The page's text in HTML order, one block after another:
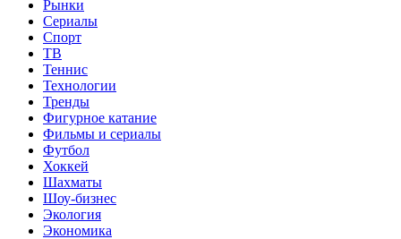
Рынки
Сериалы
Спорт
ТВ
Теннис
Технологии
Тренды
Фигурное катание
Фильмы и сериалы
Футбол
Хоккей
Шахматы
Шоу-бизнес
Экология
Экономика